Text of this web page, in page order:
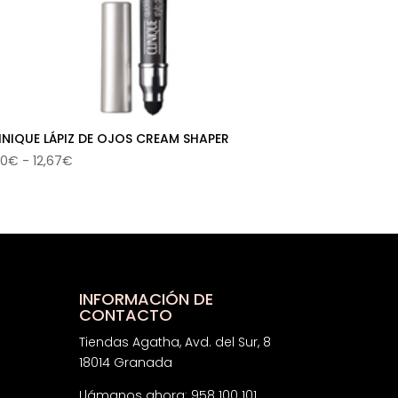
LÁPIZ DE OJOS CREAM SHAPER
€ - 12,67€
INFORMACIÓN DE
CONTACTO
Tiendas Agatha, Avd. del Sur, 8
18014 Granada